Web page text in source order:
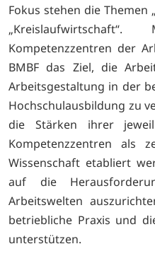
Fokus stehen die Themen
Kompetenzzentren der
BMBF das Ziel, die
Arbeitsgestaltung in der
Hochschulausbildung zu
die Stärken ihrer
Kompetenzzentren als
Wissenschaft etabliert
auf die
Arbeitswelten
betriebliche Praxis und
unterstützen.